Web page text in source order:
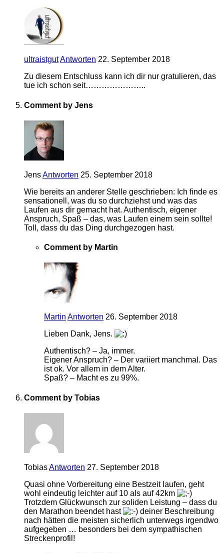
ultraistgutAntworten 22. September 2018
Zu diesem Entschluss kann ich dir nur gratulieren, das
tue ich schon seit…………………..
Comment by Jens
JensAntworten 25. September 2018
Wie bereits an anderer Stelle geschrieben: Ich finde es
sensationell, was du so durchziehst und was das
Laufen aus dir gemacht hat. Authentisch, eigener
Anspruch, Spaß – das, was Laufen einem sein sollte!
Toll, dass du das Ding durchgezogen hast.
Comment by Martin
Martin Antworten 26. September 2018
Lieben Dank, Jens.
Authentisch? – Ja, immer.
Eigener Anspruch? – Der variiert manchmal. Das
ist ok. Vor allem in dem Alter.
Spaß? – Macht es zu 99%.
Comment by Tobias
TobiasAntworten 27. September 2018
Quasi ohne Vorbereitung eine Bestzeit laufen, geht
wohl eindeutig leichter auf 10 als auf 42km
Trotzdem Glückwunsch zur soliden Leistung – dass du
den Marathon beendet hast
deiner Beschreibung
nach hätten die meisten sicherlich unterwegs irgendwo
aufgegeben … besonders bei dem sympathischen
Streckenprofil!